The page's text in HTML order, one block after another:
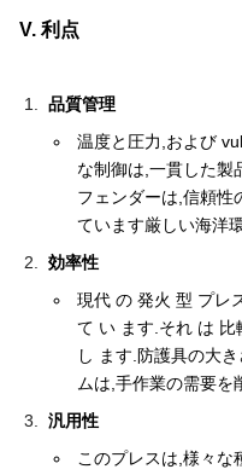
V. 利点
品質管理
温度と圧力,および
な制御は,一貫した製
フェンダーは,信頼性
ています厳しい海洋
効率性
現代 の 発火 型 プレ
て い ます.それ は 比
し ます.防護具の大
ムは,手作業の需要を
汎用性
このプレスは,様々な